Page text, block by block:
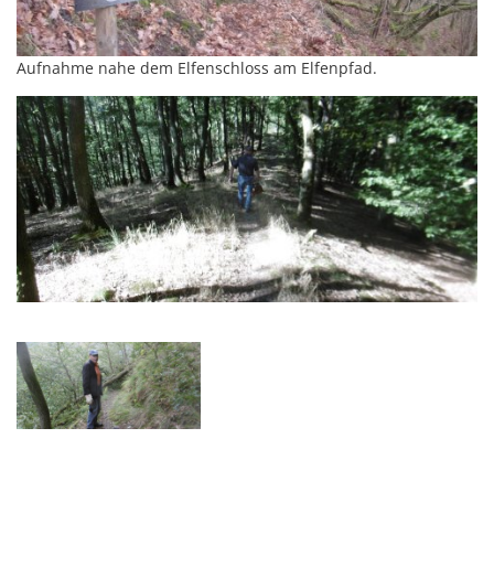
Aufnahme nahe dem Elfenschloss am Elfenpfad.